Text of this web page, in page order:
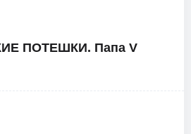
ПОТЕШКИ. Папа V